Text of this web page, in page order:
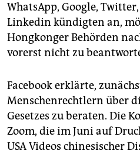
WhatsApp, Google,
Linkedin kündigten an,
Hongkonger Behörden
vorerst nicht zu
Facebook erklärte,
Menschenrechtlern über
Gesetzes zu beraten. Die
Zoom, die im Juni auf
USA Videos chinesischer